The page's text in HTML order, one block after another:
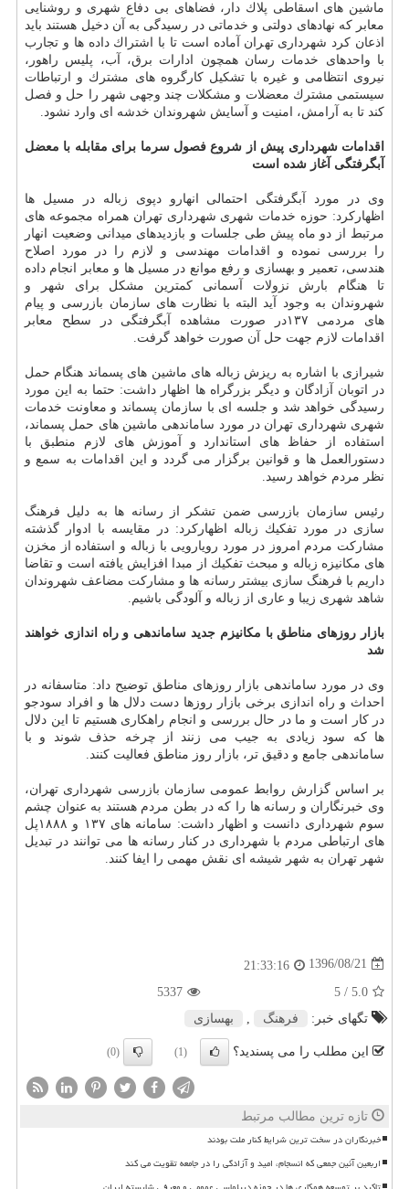
ماشین های اسقاطی پلاك دار، فضاهای بی دفاع شهری و روشنایی
معابر كه نهادهای دولتی و خدماتی در رسیدگی به آن دخیل هستند باید
اذعان كرد شهرداری تهران آماده است تا با اشتراك داده ها و تجارب
با واحدهای خدمات رسان همچون ادارات برق، آب، پلیس راهور،
نیروی انتظامی و غیره با تشكیل كارگروه های مشترك و ارتباطات
سیستمی مشترك معضلات و مشكلات چند وجهی شهر را حل و فصل
كند تا به آرامش، امنیت و آسایش شهروندان خدشه ای وارد نشود.
اقدامات شهرداری پیش از شروع فصول سرما برای مقابله با معضل
آبگرفتگی آغاز شده است
وی در مورد آبگرفتگی احتمالی انهارو دپوی زباله در مسیل ها
اظهاركرد: حوزه خدمات شهری شهرداری تهران همراه مجموعه های
مرتبط از دو ماه پیش طی جلسات و بازدیدهای میدانی وضعیت انهار
را بررسی نموده و اقدامات مهندسی و لازم را در مورد اصلاح
هندسی، تعمیر و بهسازی و رفع موانع در مسیل ها و معابر انجام داده
تا هنگام بارش نزولات آسمانی كمترین مشكل برای شهر و
شهروندان به وجود آید البته با نظارت های سازمان بازرسی و پیام
های مردمی ۱۳۷در صورت مشاهده آبگرفتگی در سطح معابر
اقدامات لازم جهت حل آن صورت خواهد گرفت.
شیرازی با اشاره به ریزش زباله های ماشین های پسماند هنگام حمل
در اتوبان آزادگان و دیگر بزرگراه ها اظهار داشت: حتما به این مورد
رسیدگی خواهد شد و جلسه ای با سازمان پسماند و معاونت خدمات
شهری شهرداری تهران در مورد ساماندهی ماشین های حمل پسماند،
استفاده از حفاظ های استاندارد و آموزش های لازم منطبق با
دستورالعمل ها و قوانین برگزار می گردد و این اقدامات به سمع و
نظر مردم خواهد رسید.
رئیس سازمان بازرسی ضمن تشكر از رسانه ها به دلیل فرهنگ
سازی در مورد تفكیك زباله اظهاركرد: در مقایسه با ادوار گذشته
مشاركت مردم امروز در مورد رویارویی با زباله و استفاده از مخزن
های مكانیزه زباله و مبحث تفكیك از مبدا افزایش یافته است و تقاضا
داریم با فرهنگ سازی بیشتر رسانه ها و مشاركت مضاعف شهروندان
شاهد شهری زیبا و عاری از زباله و آلودگی باشیم.
بازار روزهای مناطق با مكانیزم جدید ساماندهی و راه اندازی خواهند
شد
وی در مورد ساماندهی بازار روزهای مناطق توضیح داد: متاسفانه در
احداث و راه اندازی برخی بازار روزها دست دلال ها و افراد سودجو
در كار است و ما در حال بررسی و انجام راهكاری هستیم تا این دلال
ها كه سود زیادی به جیب می زنند از چرخه حذف شوند و با
ساماندهی جامع و دقیق تر، بازار روز مناطق فعالیت كنند.
بر اساس گزارش روابط عمومی سازمان بازرسی شهرداری تهران،
وی خبرنگاران و رسانه ها را كه در بطن مردم هستند به عنوان چشم
سوم شهرداری دانست و اظهار داشت: سامانه های ۱۳۷ و ۱۸۸۸پل
های ارتباطی مردم با شهرداری در كنار رسانه ها می توانند در تبدیل
شهر تهران به شهر شیشه ای نقش مهمی را ایفا كنند.
1396/08/21
21:33:16
5.0
/ 5
5337
تگهای خبر:
فرهنگ بهسازی
این مطلب را می پسندید؟ (1)
(0)
تازه ترین مطالب مرتبط
خبرنگاران در سخت ترین شرایط کنار ملت بودند
اربعین آئین جمعی که انسجام، امید و آزادگی را در جامعه تقویت می کند